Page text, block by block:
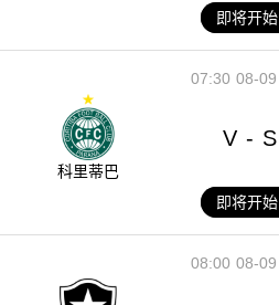
即将开始
08-09
07:30
科里蒂巴
V - S
即将开始
08-09
08:00